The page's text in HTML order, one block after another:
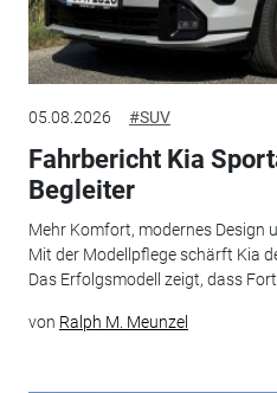
05.08.2026 #SUV
Fahrbericht Kia
Begleiter
Mehr Komfort, modernes Design
Mit der Modellpflege schärft Kia
Das Erfolgsmodell zeigt, dass
von Ralph M. Meunzel